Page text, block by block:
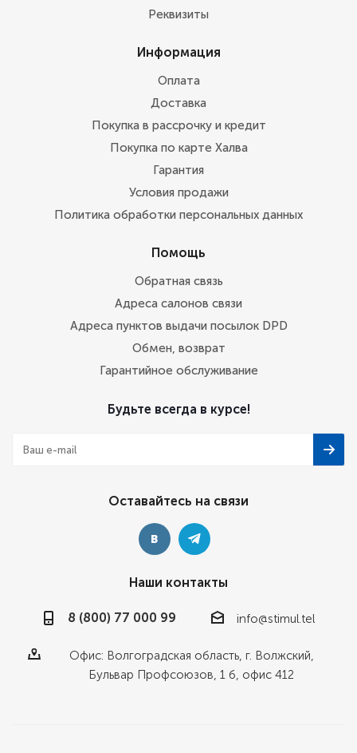
Реквизиты
Информация
Оплата
Доставка
Покупка в рассрочку и кредит
Покупка по карте Халва
Гарантия
Условия продажи
Политика обработки персональных данных
Помощь
Обратная связь
Адреса салонов связи
Адреса пунктов выдачи посылок DPD
Обмен, возврат
Гарантийное обслуживание
Будьте всегда в курсе!
Оставайтесь на связи
Наши контакты
8 (800) 77 000 99 info@stimul.tel
Офис: Волгоградская область, г. Волжский,
Бульвар Профсоюзов, 1 б, офис 412